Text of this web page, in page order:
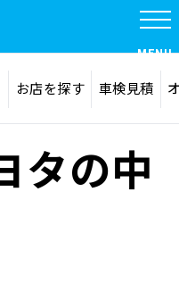
MENU
お店を探す 車検見積
タの中